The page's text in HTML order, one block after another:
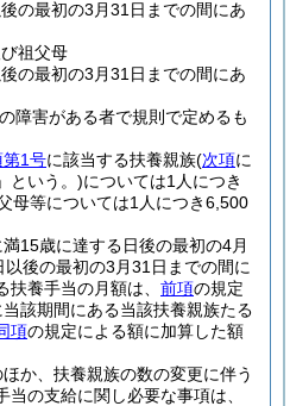
の最初の3月31日までの間にあ
祖父母
の最初の3月31日までの間にあ
障害がある者で規則で定めるも
第1号に該当する扶養親族(次項に
という。)については1人につき
母等については1人につき6,500
15歳に達する日後の最初の4月
後の最初の3月31日までの間に
養手当の月額は、 前項の規定
該期間にある当該扶養親族たる
項の規定による額に加算した額
か、扶養親族の数の変更に伴う
の支給に関し必要な事項は、